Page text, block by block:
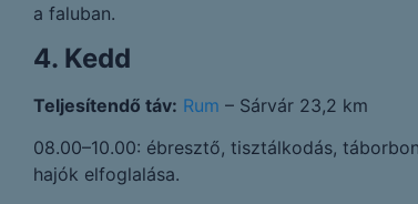
a faluban.
4. Kedd
Teljesítendő táv: Rum – Sárvár 23,2 km
08.00–10.00: ébresztő, tisztálkodás,
hajók elfoglalása.